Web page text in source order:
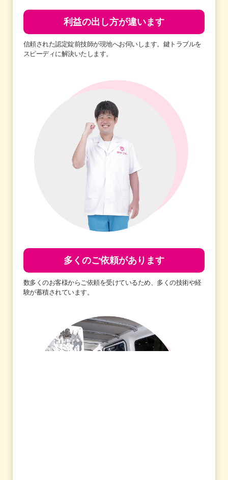
利益の出し方が違います
信頼された認定錠前技師が現地へお伺いします。鍵トラブルを
スピーディに解決いたします。
多くのご依頼があります
数多くのお客様からご依頼を受けているため、多くの技術や経
験が蓄積されています。